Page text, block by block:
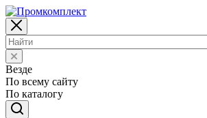
Везде
По всему сайту
По каталогу